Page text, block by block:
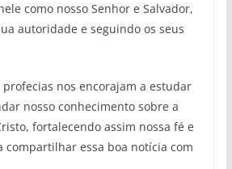
como nosso Senhor e Salvador,
autoridade e seguindo os seus
profecias nos encorajam a estudar
nosso conhecimento sobre a
fortalecendo assim nossa fé e
compartilhar essa boa notícia com